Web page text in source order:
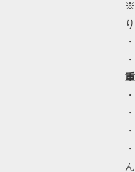
・
・
ん